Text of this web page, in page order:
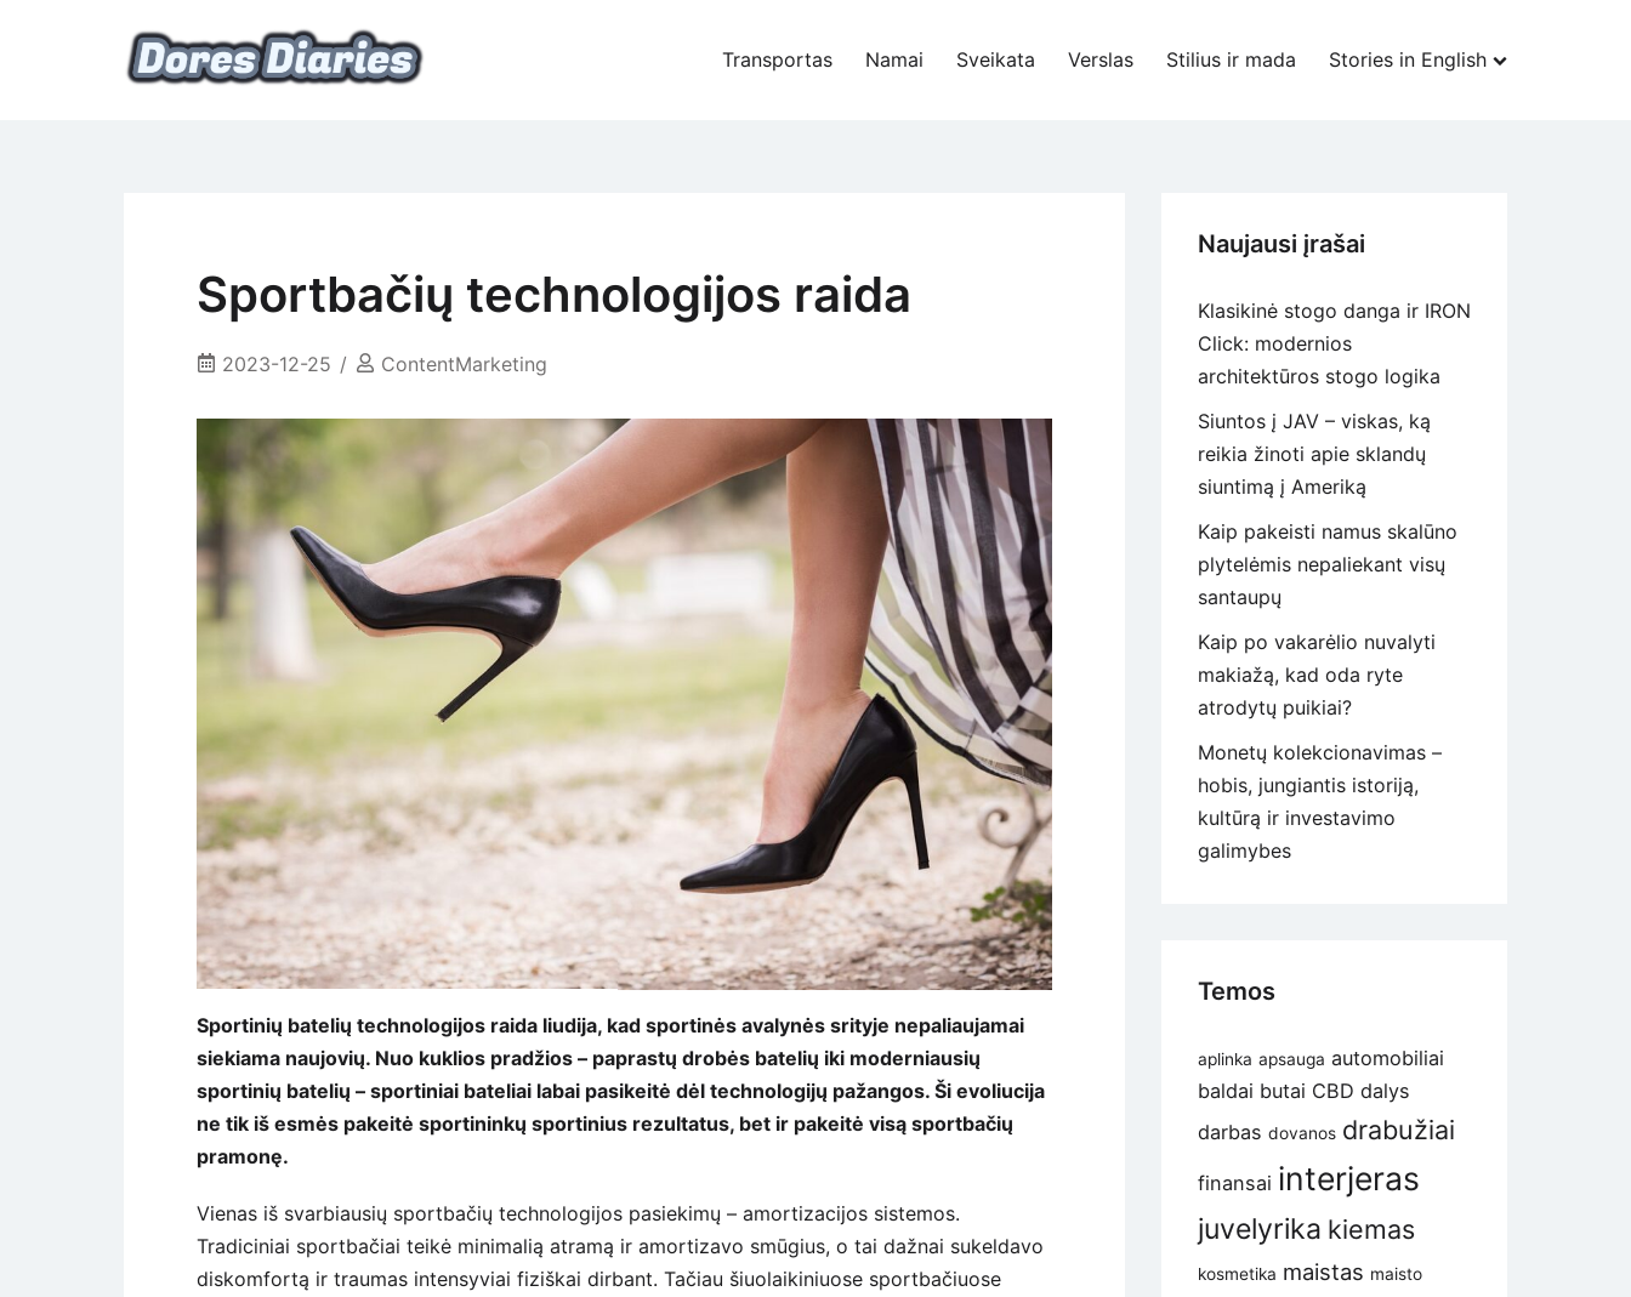
Transportas Namai Sveikata Verslas Stilius ir mada Stories in English
Sportbačių technologijos raida
2023-12-25 ContentMarketing
Sportinių batelių technologijos raida liudija, kad sportinės avalynės srityje nepaliaujamai
siekiama naujovių. Nuo kuklios pradžios – paprastų drobės batelių iki moderniausių
sportinių batelių – sportiniai bateliai labai pasikeitė dėl technologijų pažangos. Ši evoliucija
ne tik iš esmės pakeitė sportininkų sportinius rezultatus, bet ir pakeitė visą sportbačių
pramonę.
Vienas iš svarbiausių sportbačių technologijos pasiekimų – amortizacijos sistemos.
Tradiciniai sportbačiai teikė minimalią atramą ir amortizavo smūgius, o tai dažnai sukeldavo
diskomfortą ir traumas intensyviai fiziškai dirbant. Tačiau šiuolaikiniuose sportbačiuose
Naujausi įrašai
Klasikinė stogo danga ir IRON
Click: modernios
architektūros stogo logika
Siuntos į JAV – viskas, ką
reikia žinoti apie sklandų
siuntimą į Ameriką
Kaip pakeisti namus skalūno
plytelėmis nepaliekant visų
santaupų
Kaip po vakarėlio nuvalyti
makiažą, kad oda ryte
atrodytų puikiai?
Monetų kolekcionavimas –
hobis, jungiantis istoriją,
kultūrą ir investavimo
galimybes
Temos
aplinka apsauga automobiliai
baldai butai CBD dalys
darbas dovanos drabužiai
finansai interjeras
juvelyrika kiemas
kosmetika maistas maisto